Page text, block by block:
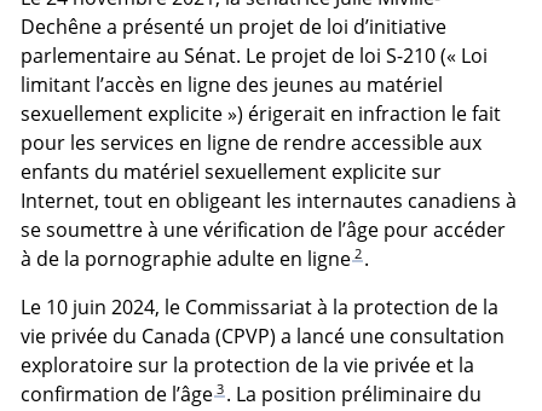
Dechêne a présenté un projet de loi d’initiative
parlementaire au Sénat. Le projet de loi S-210 (« Loi
limitant l’accès en ligne des jeunes au matériel
sexuellement explicite ») érigerait en infraction le fait
pour les services en ligne de rendre accessible aux
enfants du matériel sexuellement explicite sur
Internet, tout en obligeant les internautes canadiens à
se soumettre à une vérification de l’âge pour accéder
à de la pornographie adulte en ligne 2 .
Le 10 juin 2024, le Commissariat à la protection de la
vie privée du Canada (CPVP) a lancé une consultation
exploratoire sur la protection de la vie privée et la
confirmation de l’âge 3 . La position préliminaire du